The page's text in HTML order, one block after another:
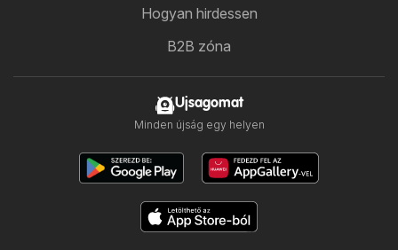
Hogyan hirdessen
B2B zóna
Ujsagomat
Minden újság egy helyen